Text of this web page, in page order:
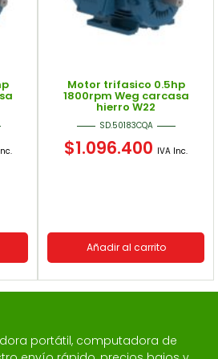
Motor trifasico 0.5hp
1800rpm Weg carcasa
hierro W22
SD.50183CQA
$1.096.400 IVA Inc.
Añadir al carrito
portátil, computadora de